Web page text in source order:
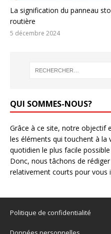
La signification du panneau
routière
5 décembre 2024
QUI SOMMES-NOUS?
Grâce à ce site, notre objectif
les éléments qui touchent à la
quotidien le plus facile
Donc, nous tâchons de
relativement courts pour vous
Politique de confidentialité